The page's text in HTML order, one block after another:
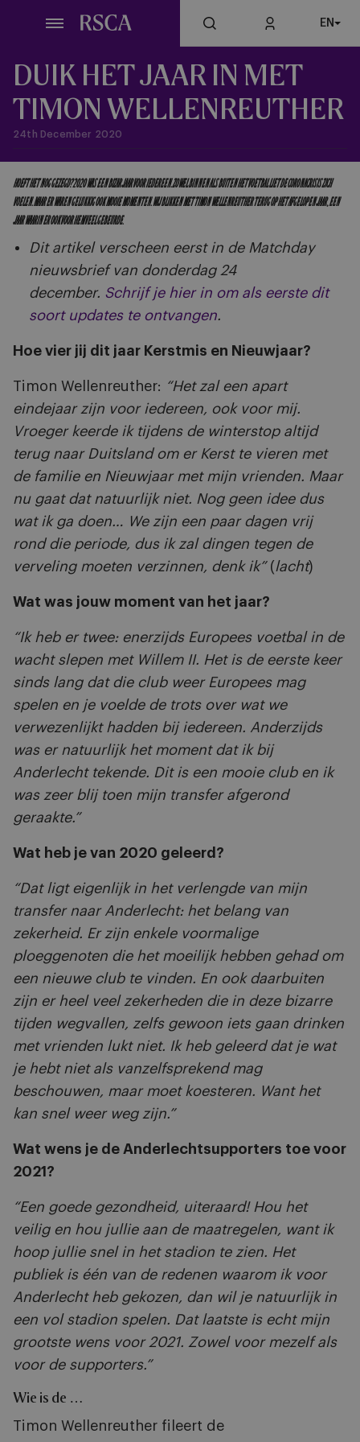
content
EN
DUIK HET JAAR IN MET
TIMON WELLENREUTHER
24th December 2020
Hoeft het nog gezegd? 2020 was een bizar jaar voor iedereen. Zowel binnen als buiten het voetbal liet de coronacrisis zich
voelen. Maar er waren gelukkig ook mooie momenten. Wij blikken met Timon Wellenreuther terug op het afgelopen jaar, een
jaar waarin er ook voor hem veel gebeurde.
Dit artikel verscheen eerst in de Matchday
nieuwsbrief van donderdag 24
december. Schrijf je hier in om als eerste dit
soort updates te ontvangen.
Hoe vier jij dit jaar Kerstmis en Nieuwjaar?
Timon Wellenreuther: “Het zal een apart
eindejaar zijn voor iedereen, ook voor mij.
Vroeger keerde ik tijdens de winterstop altijd
terug naar Duitsland om er Kerst te vieren met
de familie en Nieuwjaar met mijn vrienden. Maar
nu gaat dat natuurlijk niet. Nog geen idee dus
wat ik ga doen… We zijn een paar dagen vrij
rond die periode, dus ik zal dingen tegen de
verveling moeten verzinnen, denk ik” (lacht)
Wat was jouw moment van het jaar?
“Ik heb er twee: enerzijds Europees voetbal in de
wacht slepen met Willem II. Het is de eerste keer
sinds lang dat die club weer Europees mag
spelen en je voelde de trots over wat we
verwezenlijkt hadden bij iedereen. Anderzijds
was er natuurlijk het moment dat ik bij
Anderlecht tekende. Dit is een mooie club en ik
was zeer blij toen mijn transfer afgerond
geraakte.”
Wat heb je van 2020 geleerd?
“Dat ligt eigenlijk in het verlengde van mijn
transfer naar Anderlecht: het belang van
zekerheid. Er zijn enkele voormalige
ploeggenoten die het moeilijk hebben gehad om
een nieuwe club te vinden. En ook daarbuiten
zijn er heel veel zekerheden die in deze bizarre
tijden wegvallen, zelfs gewoon iets gaan drinken
met vrienden lukt niet. Ik heb geleerd dat je wat
je hebt niet als vanzelfsprekend mag
beschouwen, maar moet koesteren. Want het
kan snel weer weg zijn.”
Wat wens je de Anderlechtsupporters toe voor
2021?
“Een goede gezondheid, uiteraard! Hou het
veilig en hou jullie aan de maatregelen, want ik
hoop jullie snel in het stadion te zien. Het
publiek is één van de redenen waarom ik voor
Anderlecht heb gekozen, dan wil je natuurlijk in
een vol stadion spelen. Dat laatste is echt mijn
grootste wens voor 2021. Zowel voor mezelf als
voor de supporters.”
Wie is de …
Timon Wellenreuther fileert de